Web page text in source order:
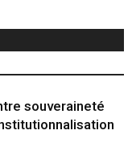
souveraineté